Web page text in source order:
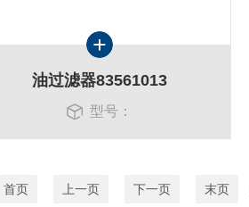
油过滤器83561013
型号：
首页 上一页 下一页 末页